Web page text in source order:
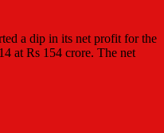
a dip in its net profit for the
at Rs 154 crore. The net